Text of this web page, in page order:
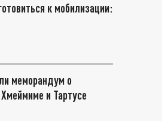
к мобилизации:
меморандум о
и Тартусе